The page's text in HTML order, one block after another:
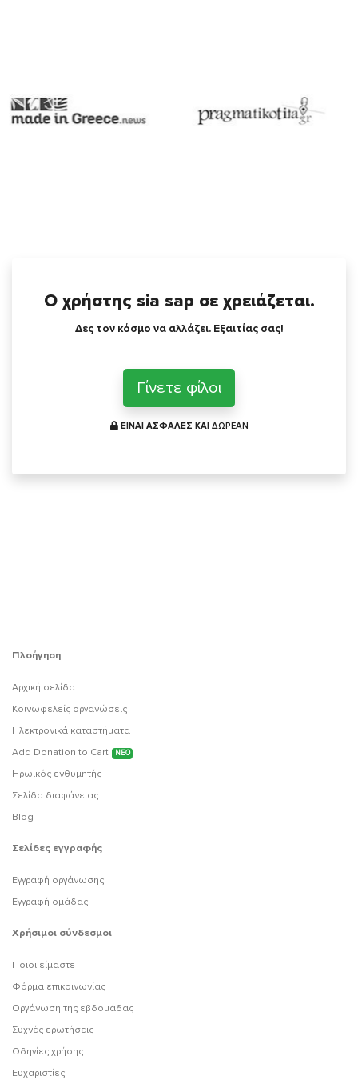
Ο χρήστης sia sap σε χρειάζεται.
Δες τον κόσμο να αλλάζει. Εξαιτίας σας!
Γίνετε φίλοι
ΕΙΝΑΙ ΑΣΦΑΛΕΣ ΚΑΙ ΔΩΡΕΑΝ
Πλοήγηση
Αρχική σελίδα
Κοινωφελείς οργανώσεις
Ηλεκτρονικά καταστήματα
Add Donation to Cart
ΝΕΟ
Ηρωικός ενθυμητής
Σελίδα διαφάνειας
Blog
Σελίδες εγγραφής
Εγγραφή οργάνωσης
Εγγραφή ομάδας
Χρήσιμοι σύνδεσμοι
Ποιοι είμαστε
Φόρμα επικοινωνίας
Οργάνωση της εβδομάδας
Συχνές ερωτήσεις
Οδηγίες χρήσης
Ευχαριστίες